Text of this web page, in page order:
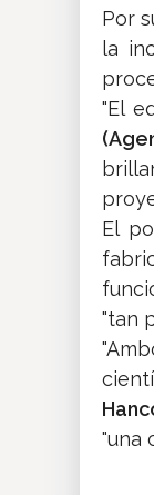
Por
la
"El
El
"tan
"una